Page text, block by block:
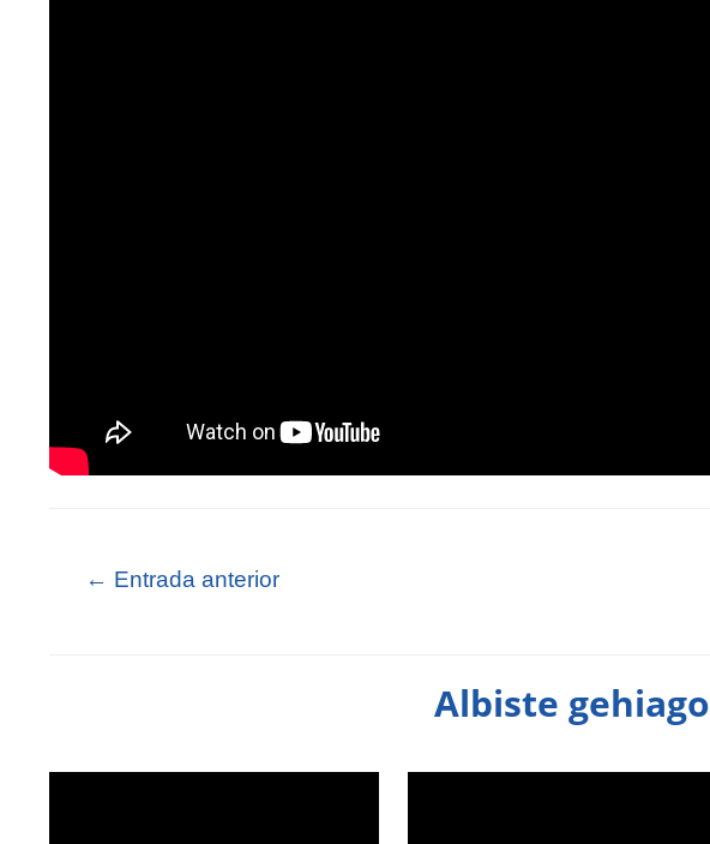
← Entrada anterior
Albiste gehiago